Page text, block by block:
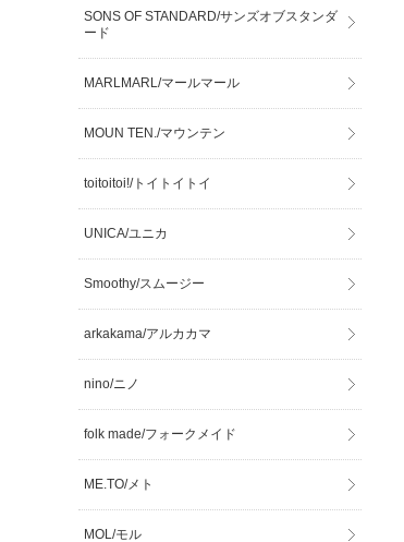
SONS OF STANDARD/サンズオブスタンダ
ード
MARLMARL/マールマール
MOUN TEN./マウンテン
toitoitoi!/トイトイトイ
UNICA/ユニカ
Smoothy/スムージー
arkakama/アルカカマ
nino/ニノ
folk made/フォークメイド
ME.TO/メト
MOL/モル